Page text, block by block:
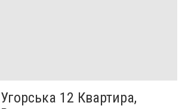
Угорська 12 Квартира,